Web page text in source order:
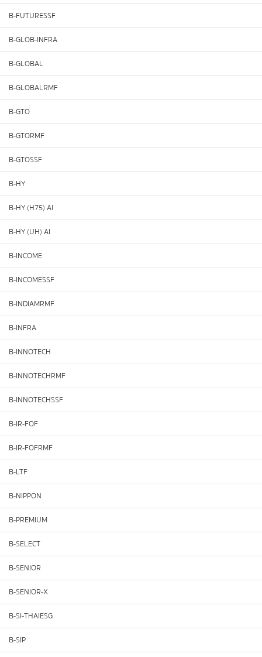
B-FUTURESSF
B-GLOB-INFRA
B-GLOBAL
B-GLOBALRMF
B-GTO
B-GTORMF
B-GTOSSF
B-HY
B-HY (H75) AI
B-HY (UH) AI
B-INCOME
B-INCOMESSF
B-INDIAMRMF
B-INFRA
B-INNOTECH
B-INNOTECHRMF
B-INNOTECHSSF
B-IR-FOF
B-IR-FOFRMF
B-LTF
B-NIPPON
B-PREMIUM
B-SELECT
B-SENIOR
B-SENIOR-X
B-SI-THAIESG
B-SIP